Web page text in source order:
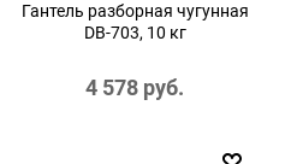
Гантель разборная чугунная
DB-703, 10 кг
4 578 руб.